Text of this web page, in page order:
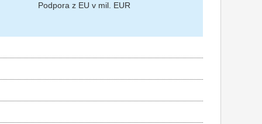
Podpora z EU v mil. EUR